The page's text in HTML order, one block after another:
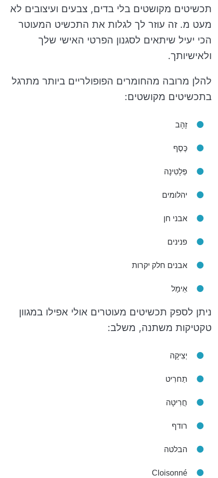
תכשיטים מקושטים בלי בדים, צבעים ועיצובים לא
מעט מ. זה עוזר לך לגלות את התכשיט המעוטר
הכי יעיל שיתאים לסגנון הפרטי האישי שלך
ולאישיותך.
להלן מרובה מהחומרים הפופולריים ביותר מתרגל
בתכשיטים מקושטים:
זָהָב
כֶּסֶף
פְּלָטִינָה
יהלומים
אבני חן
פנינים
אבנים חלק יקרות
אֵימָל
ניתן לספק תכשיטים מעוטרים אולי אפילו במגוון
טקטיקות משתנה, משלב:
יְצִיקָה
תַחרִיט
חֲרִיטָה
רודף
הבלטה
Cloisonné